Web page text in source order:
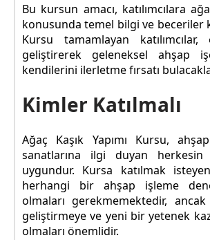
Bu kursun amacı, katılımcılara
konusunda temel bilgi ve beceriler
Kursu tamamlayan
geliştirerek geleneksel ahşap
kendilerini ilerletme fırsatı
Kimler Katılmalı
Ağaç Kaşık Yapımı Kursu,
sanatlarına ilgi duyan herkesin
uygundur. Kursa katılmak
herhangi bir ahşap işleme
olmaları gerekmemektedir,
geliştirmeye ve yeni bir yetenek
olmaları önemlidir.